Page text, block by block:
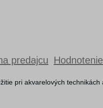
predajcu
pri akvarelových